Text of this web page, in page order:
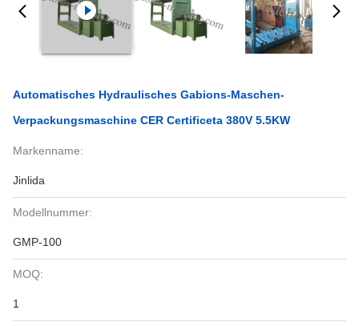
Automatisches Hydraulisches Gabions-Maschen-
Verpackungsmaschine CER Certificeta 380V 5.5KW
Markenname:
Jinlida
Modellnummer:
GMP-100
MOQ:
1